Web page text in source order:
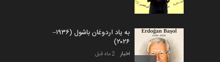
به یاد اردوغان باشول (۱۹۳۶–
۲۰۲۶)
اخبار 2 ماه قبل